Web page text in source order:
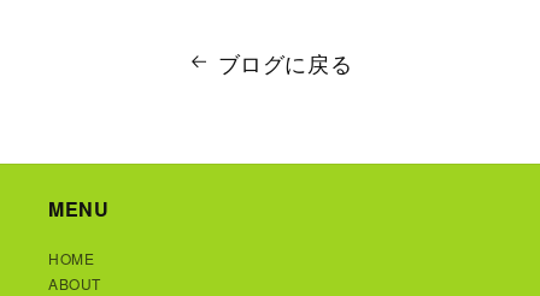
ブログに戻る
MENU
HOME
ABOUT